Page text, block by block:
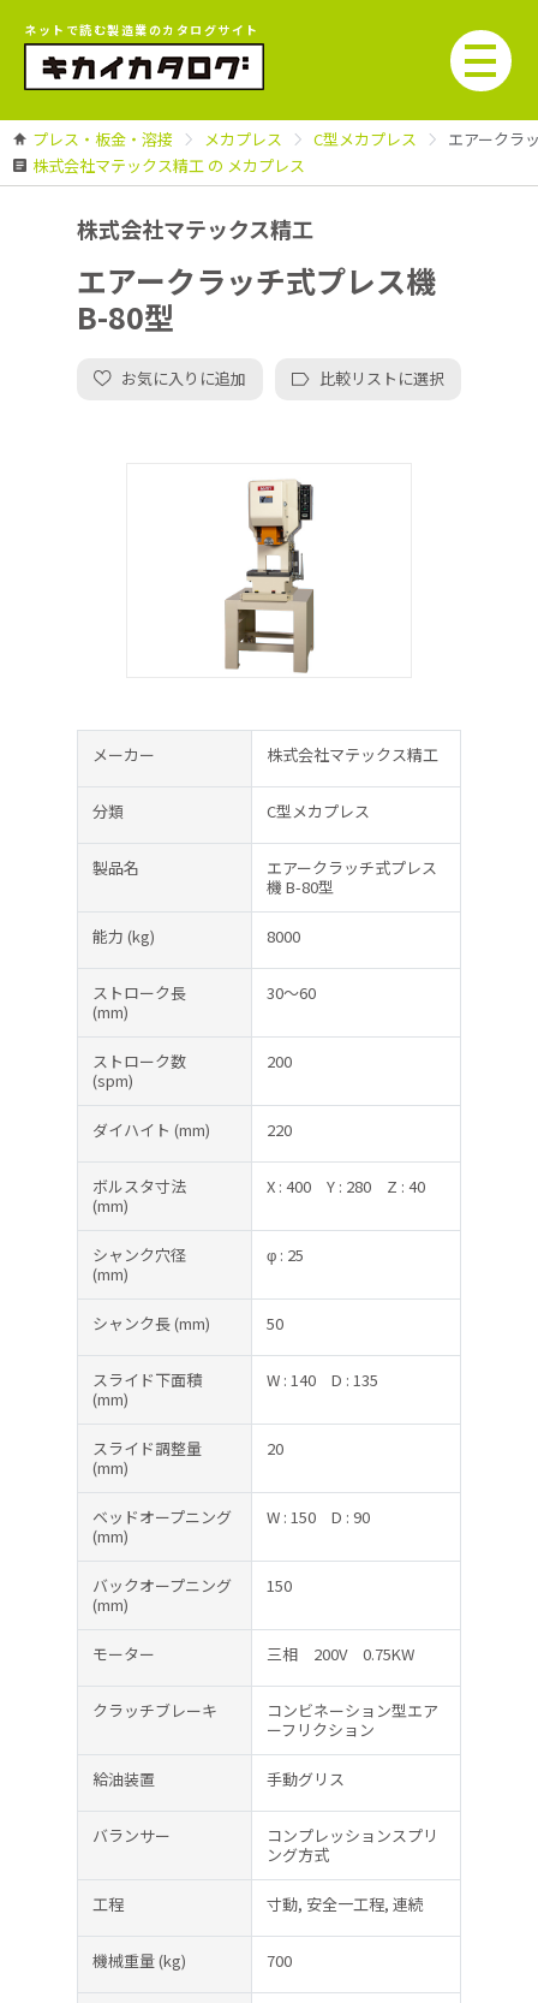
ネットで読む製造業のカタログサイト
プレス・板金・溶接 メカプレス C型メカプレス
エアークラ
株式会社マテックス精工 の メカプレス
株式会社マテックス精工
エアークラッチ式プレス機
B-80型
お気に入りに追加 比較リストに選択
メーカー 株式会社マテックス精工
分類 C型メカプレス
製品名
エアークラッチ式プレス
機 B-80型
能力 (kg) 8000
ストローク長
(mm)
30～60
ストローク数
(spm)
200
ダイハイト (mm) 220
ボルスタ寸法
(mm)
X : 400 Y : 280 Z : 40
シャンク穴径
(mm)
φ : 25
シャンク長(mm) 50
スライド下面積
(mm)
W : 140 D : 135
スライド調整量
(mm)
20
ベッドオープニング
(mm)
W : 150 D : 90
バックオープニング
(mm)
150
モーター 三相 200V 0.75KW
クラッチブレーキ
コンビネーション型エア
ーフリクション
給油装置 手動グリス
バランサー
コンプレッションスプリ
ング方式
工程 寸動, 安全一工程, 連続
機械重量(kg) 700